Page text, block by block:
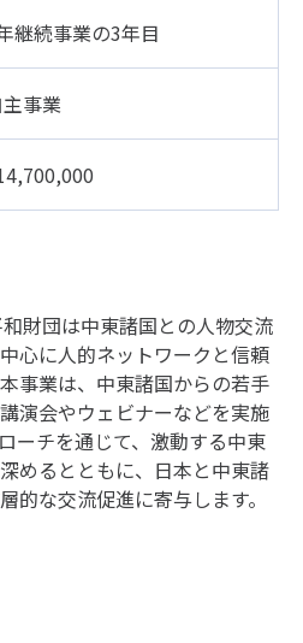
継続事業の3年目
主事業
財団は中東諸国との人物交流
心に人的ネットワークと信頼
事業は、中東諸国からの若手
演会やウェビナーなどを実施
ーチを通じて、激動する中東
めるとともに、日本と中東諸
的な交流促進に寄与します。